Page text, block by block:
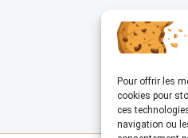
Pour offrir les
cookies pour
ces
navigation ou